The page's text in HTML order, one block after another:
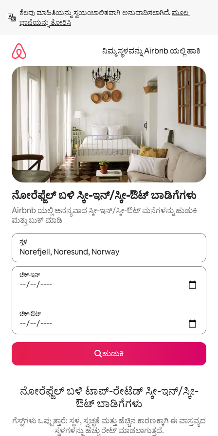
ಹೋಗಿ
ಕೆಲವು ಮಾಹಿತಿಯನ್ನು ಸ್ವಯಂಚಾಲಿತವಾಗಿ ಅನುವಾದಿಸಲಾಗಿದೆ. ಮೂಲ
ಭಾಷೆಯನ್ನು ತೋರಿಸಿ
ನಿಮ್ಮ ಸ್ಥಳವನ್ನು Airbnb ಯಲ್ಲಿ ಹಾಕಿ
ನೋರೆಫ್ಜೆಲ್ ಬಳಿ ಸ್ಕೀ-ಇನ್/ಸ್ಕೀ-ಔಟ್ ಬಾಡಿಗೆಗಳು
Airbnb ಯಲ್ಲಿ ಅನನ್ಯವಾದ ಸ್ಕೀ-ಇನ್/ಸ್ಕೀ-ಔಟ್ ಮನೆಗಳನ್ನು ಹುಡುಕಿ
ಮತ್ತು ಬುಕ್ ಮಾಡಿ
ಸ್ಥಳ
ಫಲಿತಾಂಶಗಳು ಲಭ್ಯವಿರುವಾಗ, ಅಪ್ ಮತ್ತು ಡೌನ್ ಬಾಣದ ಕೀಲಿಗಳೊಂದಿಗೆ
ಚೆಕ್-ಇನ್
ಚೆಕ್-ಔಟ್
ಹುಡುಕಿ
ನೋರೆಫ್ಜೆಲ್ ಬಳಿ ಟಾಪ್-ರೇಟೆಡ್ ಸ್ಕೀ-ಇನ್/ಸ್ಕೀ-
ಔಟ್ ಬಾಡಿಗೆಗಳು
ಗೆಸ್ಟ್‌ಗಳು ಒಪ್ಪುತ್ತಾರೆ: ಸ್ಥಳ, ಸ್ವಚ್ಛತೆ ಮತ್ತು ಹೆಚ್ಚಿನ ಕಾರಣಕ್ಕಾಗಿ ಈ ವಾಸ್ತವ್ಯದ
ಸ್ಥಳಗಳನ್ನು ಹೆಚ್ಚು ರೇಟ್ ಮಾಡಲಾಗುತ್ತದೆ.